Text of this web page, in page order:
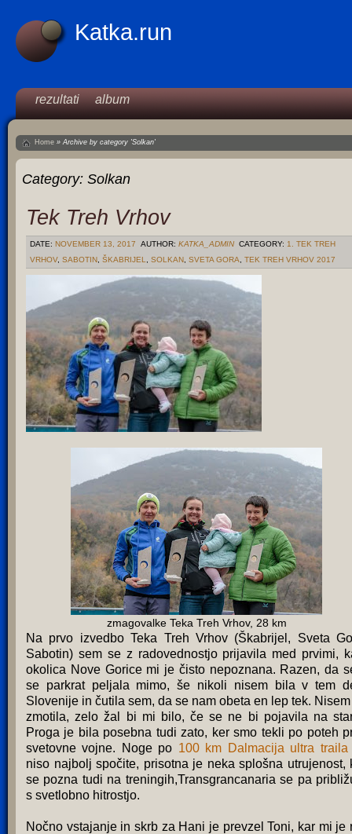
Katka.run
rezultati album
Home »Archive by category 'Solkan'
Category: Solkan
Tek Treh Vrhov
DATE: NOVEMBER 13, 2017 AUTHOR: KATKA_ADMIN CATEGORY: 1. TEK TREH
VRHOV, SABOTIN ŠKABRIJEL SOLKAN SVETA GORA TEK TREH VRHOV 2017
zmagovalke Teka Treh Vrhov, 28 km
Na prvo izvedbo Teka Treh Vrhov (Škabrijel, Sveta
Sabotin) sem se z radovednostjo prijavila med prvimi,
okolica Nove Gorice mi je čisto nepoznana. Razen, da
se parkrat peljala mimo, še nikoli nisem bila v tem
Slovenije in čutila sem, da se nam obeta en lep tek.
zmotila, zelo žal bi mi bilo, če se ne bi pojavila na
Proga je bila posebna tudi zato, ker smo tekli po poteh
svetovne vojne. Noge po 100 km Dalmacija ultra traila
niso najbolj spočite, prisotna je neka splošna utrujenost,
se pozna tudi na treningih,Transgrancanaria se pa
s svetlobno hitrostjo.
Nočno vstajanje in skrb za Hani je prevzel Toni, kar mi je